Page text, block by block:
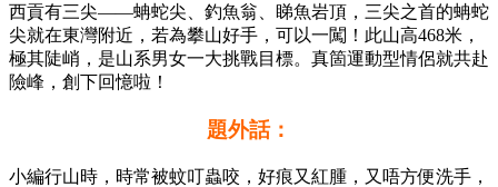
西貢有三尖——蚺蛇尖、釣魚翁、睇魚岩頂，三尖之首的蚺蛇
尖就在東灣附近，若為攀山好手，可以一闖！此山高468米，
極其陡峭，是山系男女一大挑戰目標。真箇運動型情侶就共赴
險峰，創下回憶啦！
題外話：
小編行山時，時常被蚊叮蟲咬，好痕又紅腫，又唔方便洗手，